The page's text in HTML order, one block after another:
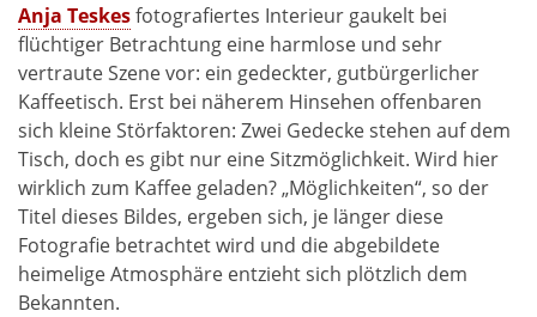
Anja Teskesfotografiertes Interieur gaukelt bei
flüchtiger Betrachtung eine harmlose und sehr
vertraute Szene vor: ein gedeckter, gutbürgerlicher
Kaffeetisch. Erst bei näherem Hinsehen offenbaren
sich kleine Störfaktoren: Zwei Gedecke stehen auf dem
Tisch, doch es gibt nur eine Sitzmöglichkeit. Wird hier
wirklich zum Kaffee geladen? „Möglichkeiten“, so der
Titel dieses Bildes, ergeben sich, je länger diese
Fotografie betrachtet wird und die abgebildete
heimelige Atmosphäre entzieht sich plötzlich dem
Bekannten.